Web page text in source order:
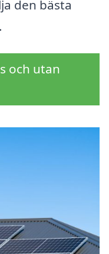
den bästa
och utan